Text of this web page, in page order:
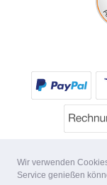
Wir verwenden
Service genießen